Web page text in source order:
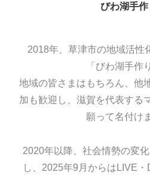
びわ湖手
2018年、草津市の地域活性
「びわ湖手作
地域の皆さまはもちろん、他
加も歓迎し、滋賀を代表する
願って名付け
2020年以降、社会情勢の変
し、2025年9月からはLIVE